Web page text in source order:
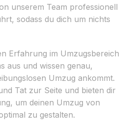
unserem Team professionell
sodass du dich um nichts
Erfahrung im Umzugsbereich
aus und wissen genau,
Umzug ankommt.
Tat zur Seite und bieten dir
um deinen Umzug von
zu gestalten.